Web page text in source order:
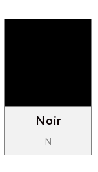
Noir
N